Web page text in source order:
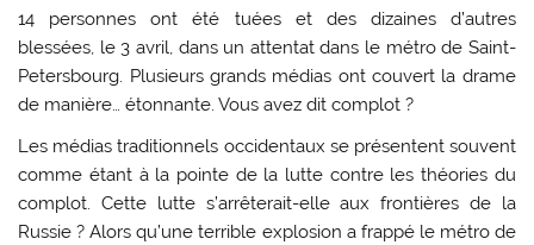
14 personnes ont été tuées et des dizaines d’autres
blessées, le 3 avril, dans un attentat dans le métro de Saint-
Petersbourg. Plusieurs grands médias ont couvert la drame
de manière… étonnante. Vous avez dit complot ?
Les médias traditionnels occidentaux se présentent souvent
comme étant à la pointe de la lutte contre les théories du
complot. Cette lutte s’arrêterait-elle aux frontières de la
Russie ? Alors qu’une terrible explosion a frappé le métro de